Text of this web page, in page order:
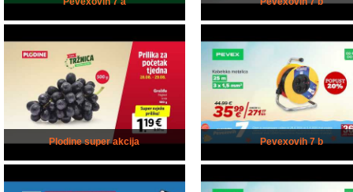
Plodine super akcija Pevexovih 7 b